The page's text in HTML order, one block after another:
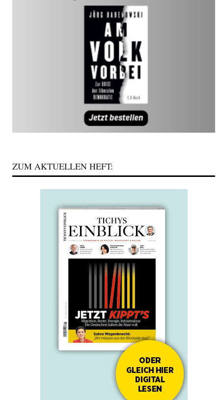
ZUM AKTUELLEN HEFT: